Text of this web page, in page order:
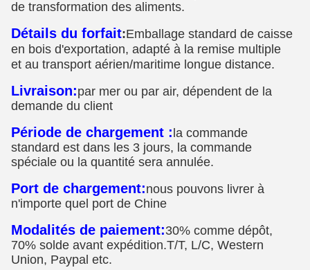
de transformation des aliments.
Détails du forfait:Emballage standard de caisse
en bois d'exportation, adapté à la remise multiple
et au transport aérien/maritime longue distance.
Livraison:par mer ou par air, dépendent de la
demande du client
Période de chargement : la commande
standard est dans les 3 jours, la commande
spéciale ou la quantité sera annulée.
Port de chargement:nous pouvons livrer à
n'importe quel port de Chine
Modalités de paiement:30% comme dépôt,
70% solde avant expédition.T/T, L/C, Western
Union, Paypal etc.